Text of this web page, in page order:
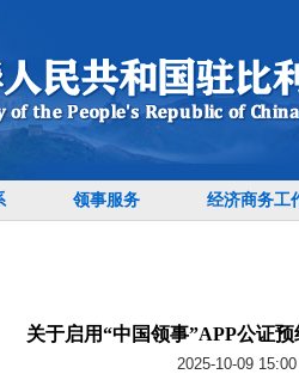
领事服务 经济商务工
关于启用“中国领事”APP公证
2025-10-09 15:00